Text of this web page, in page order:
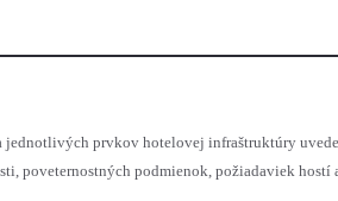
jednotlivých prvkov hotelovej infraštruktúry
poveternostných podmienok, požiadaviek